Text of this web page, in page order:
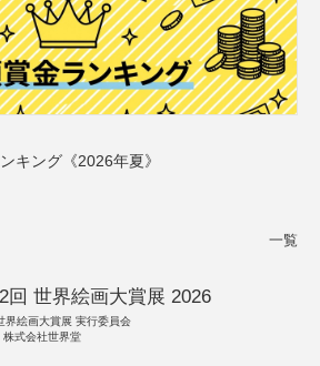
キング《2026年夏》
一覧
回 世界絵画大賞展 2026
界絵画大賞展 実行委員会
株式会社世界堂